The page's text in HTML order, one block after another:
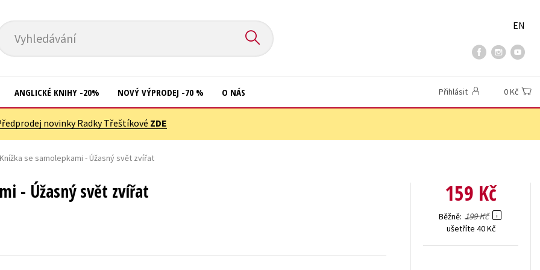
Vyhledávání
EN
Kuchařky
New Adult
ANGLICKÉ KNIHY -20% NOVÝ VÝPRODEJ -70 % O NÁS Přihlásit 0 Kč
novinky Radky Třeštíkové ZDE
Knížka se samolepkami - Úžasný svět zvířat
- Úžasný svět zvířat 159 Kč
Běžně 199 Kč
ušetříte 40 Kč